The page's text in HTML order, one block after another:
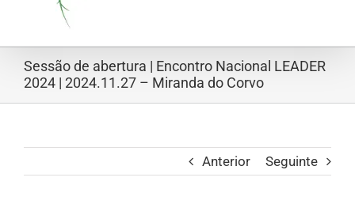
Sessão de abertura | Encontro Nacional LEADER
2024 | 2024.11.27 – Miranda do Corvo
Anterior Seguinte